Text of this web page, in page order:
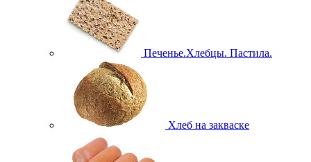
Печенье.Хлебцы. Пастила.
Хлеб на закваске